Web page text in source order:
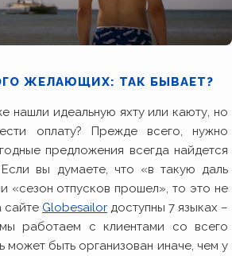
ЖЕЛАЮЩИХ: ТАК БЫВАЕТ?
нашли идеальную яхту или каюту, но
оплату? Прежде всего, нужно
предложения всегда найдется
вы думаете, что «в такую даль
«сезон отпусков прошел», то это не
сайте Globesailor доступны 7 языках –
работаем с клиентами со всего
может быть организован иначе, чем у